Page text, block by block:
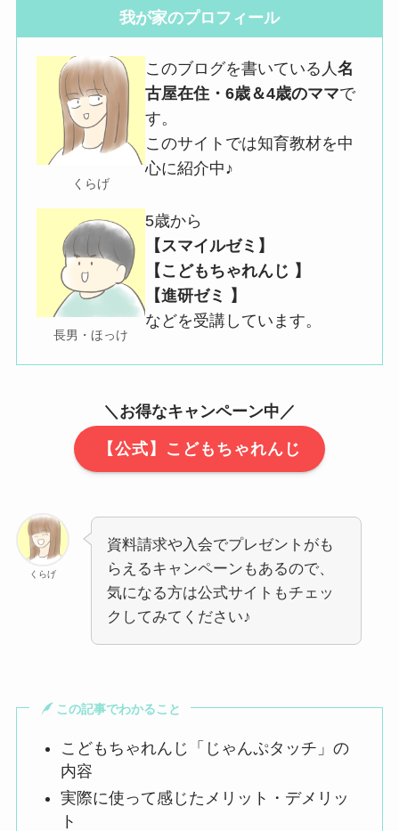
我が家のプロフィール
くらげ
このブログを書いている人名
古屋在住・6歳＆4歳のママで
す。
このサイトでは知育教材を中
心に紹介中♪
長男・ほっけ
5歳から
【スマイルゼミ】
【こどもちゃれんじ 】
【進研ゼミ 】
などを受講しています。
＼お得なキャンペーン中／
【公式】こどもちゃれんじ
くらげ
資料請求や入会でプレゼントがも
らえるキャンペーンもあるので、
気になる方は公式サイトもチェッ
クしてみてください♪
この記事でわかること
こどもちゃれんじ「じゃんぷタッチ」の
内容
実際に使って感じたメリット・デメリッ
ト